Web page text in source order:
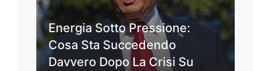
Energia Sotto Pressione:
Cosa Sta Succedendo
Davvero Dopo La Crisi Su